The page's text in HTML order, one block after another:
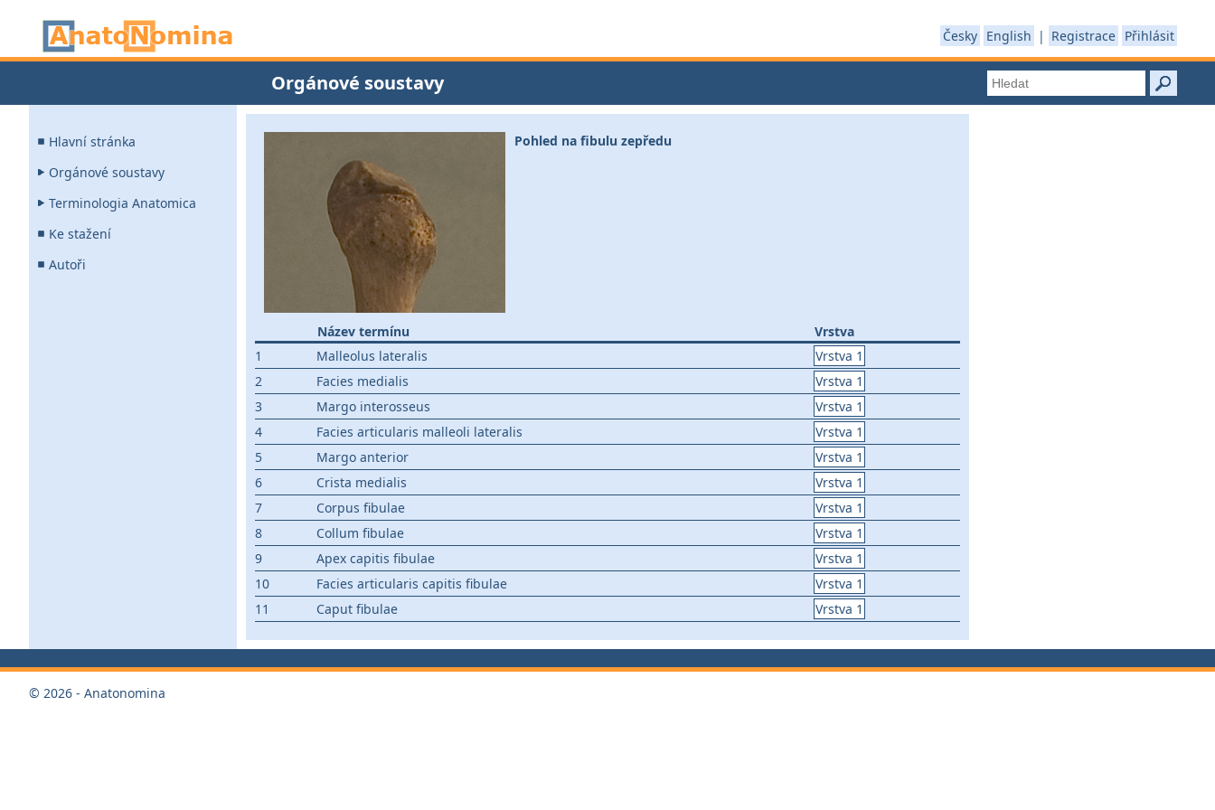
Česky English | Registrace Přihlásit
Orgánové soustavy
Hlavní stránka
Orgánové soustavy
Terminologia Anatomica
Ke stažení
Autoři
Pohled na fibulu zepředu
Název termínu
Vrstva
1
Malleolus lateralis
Vrstva 1
2
Facies medialis
Vrstva 1
3
Margo interosseus
Vrstva 1
4
Facies articularis malleoli lateralis
Vrstva 1
5
Margo anterior
Vrstva 1
6
Crista medialis
Vrstva 1
7
Corpus fibulae
Vrstva 1
8
Collum fibulae
Vrstva 1
9
Apex capitis fibulae
Vrstva 1
10
Facies articularis capitis fibulae
Vrstva 1
11
Caput fibulae Vrstva 1
© 2026 - Anatonomina